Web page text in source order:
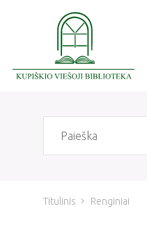
Titulinis Renginiai